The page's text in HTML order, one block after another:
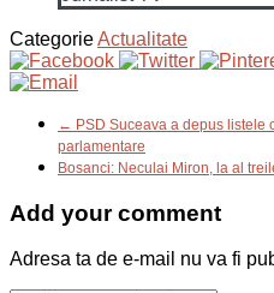
CategorieActualitate
← PSD Suceava a depus listele
parlamentare
Bosanci: Neculai Miron, la al
Add your comment
Adresa ta de e-mail nu va fi